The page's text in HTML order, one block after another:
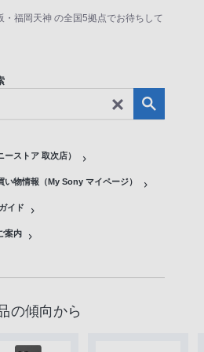
・福岡天神 の全国5拠点でお待ちして
ストア 取次店）
い物情報（My Sony マイページ）
イド
案内
の傾向から